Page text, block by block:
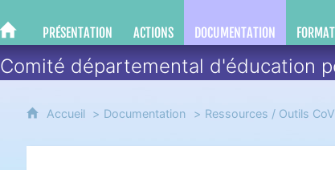
Comité départemental d'éducation
CODES 05
PRÉSENTATION ACTIONS DOCUMENTATION
Accueil Documentation Ressources / Outils